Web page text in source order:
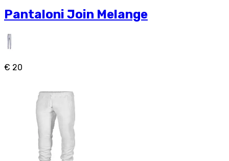
Pantaloni Join Melange
€ 20